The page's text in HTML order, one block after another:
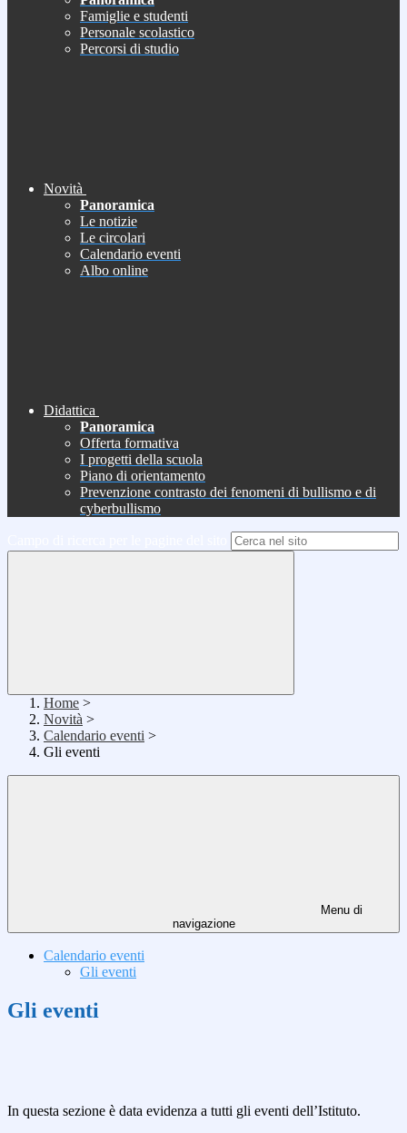
Famiglie e studenti
Personale scolastico
Percorsi di studio
Novità
Panoramica
Le notizie
Le circolari
Calendario eventi
Albo online
Didattica
Panoramica
Offerta formativa
I progetti della scuola
Piano di orientamento
Prevenzione contrasto dei fenomeni di bullismo e di
cyberbullismo
Home >
Novità >
Calendario eventi >
Gli eventi
Menu di
navigazione
Calendario eventi
Gli eventi
Gli eventi
In questa sezione è data evidenza a tutti gli eventi dell’Istituto.